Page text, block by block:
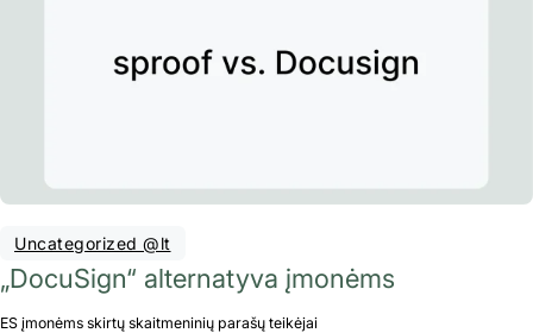
Uncategorized @lt
„DocuSign“ alternatyva įmonėms
ES įmonėms skirtų skaitmeninių parašų teikėjai